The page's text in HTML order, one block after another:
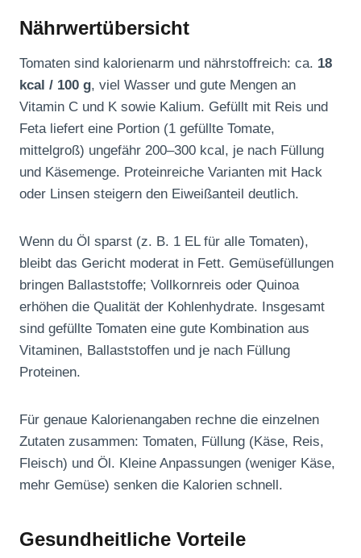
Nährwertübersicht
Tomaten sind kalorienarm und nährstoffreich: ca. 18
kcal / 100 g, viel Wasser und gute Mengen an
Vitamin C und K sowie Kalium. Gefüllt mit Reis und
Feta liefert eine Portion (1 gefüllte Tomate,
mittelgroß) ungefähr 200–300 kcal, je nach Füllung
und Käsemenge. Proteinreiche Varianten mit Hack
oder Linsen steigern den Eiweißanteil deutlich.
Wenn du Öl sparst (z. B. 1 EL für alle Tomaten),
bleibt das Gericht moderat in Fett. Gemüsefüllungen
bringen Ballaststoffe; Vollkornreis oder Quinoa
erhöhen die Qualität der Kohlenhydrate. Insgesamt
sind gefüllte Tomaten eine gute Kombination aus
Vitaminen, Ballaststoffen und je nach Füllung
Proteinen.
Für genaue Kalorienangaben rechne die einzelnen
Zutaten zusammen: Tomaten, Füllung (Käse, Reis,
Fleisch) und Öl. Kleine Anpassungen (weniger Käse,
mehr Gemüse) senken die Kalorien schnell.
Gesundheitliche Vorteile